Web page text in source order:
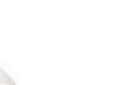
Крупи оптом